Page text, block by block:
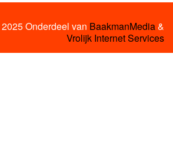
Onderdeel van BaakmanMedia&
Vrolijk Internet Services